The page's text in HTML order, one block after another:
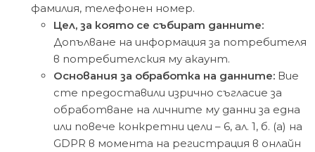
фамилия, телефонен номер.
Цел, за която се събират данните:
Допълване на информация за потребителя
в потребителския му акаунт.
Основания за обработка на данните: Вие
сте предоставили изрично съгласие за
обработване на личните му данни за една
или повече конкретни цели – 6, ал. 1, б. (a) на
GDPR в момента на регистрация в онлайн